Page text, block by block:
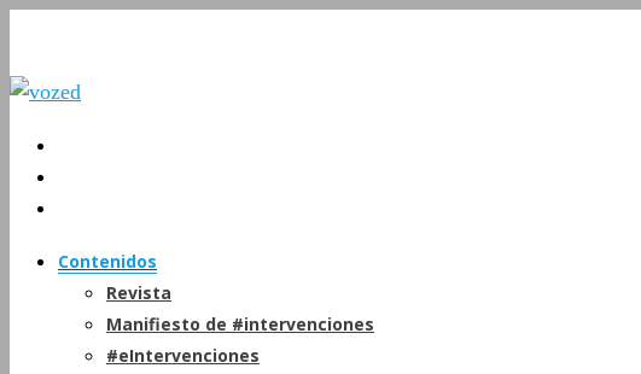
Contenidos
Revista
Manifiesto de #intervenciones
#eIntervenciones